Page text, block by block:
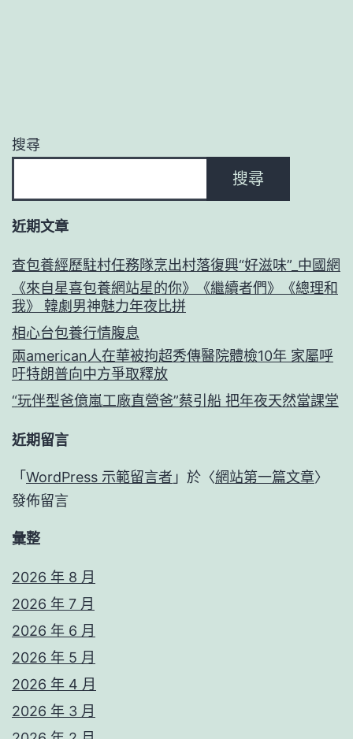
搜尋
搜尋
近期文章
查包養經歷駐村任務隊烹出村落復興“好滋味”_中國網
《來自星喜包養網站星的你》《繼續者們》《總理和
我》 韓劇男神魅力年夜比拼
相心台包養行情腹息
兩american人在華被拘超秀傳醫院體檢10年 家屬呼
吁特朗普向中方爭取釋放
“玩伴型爸億嵐工廠直營爸”蔡引船 把年夜天然當課堂
近期留言
「 WordPress 示範留言者 」於〈網站第一篇文章〉
發佈留言
彙整
2026 年 8 月
2026 年 7 月
2026 年 6 月
2026 年 5 月
2026 年 4 月
2026 年 3 月